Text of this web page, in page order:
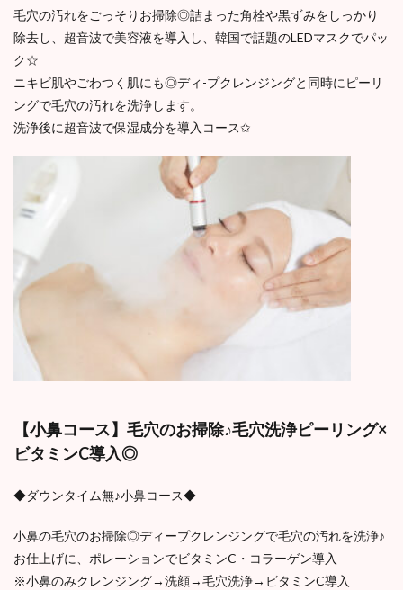
毛穴の汚れをごっそりお掃除◎詰まった角栓や黒ずみをしっかり
除去し、超音波で美容液を導入し、韓国で話題のLEDマスクでパッ
ク☆
ニキビ肌やごわつく肌にも◎ディ-プクレンジングと同時にピーリ
ングで毛穴の汚れを洗浄します。
洗浄後に超音波で保湿成分を導入コース✩
【小鼻コース】毛穴のお掃除♪毛穴洗浄ピーリング×
ビタミンC導入◎
◆ダウンタイム無♪小鼻コース◆
小鼻の毛穴のお掃除◎ディープクレンジングで毛穴の汚れを洗浄♪
お仕上げに、ポレーションでビタミンC・コラーゲン導入
※小鼻のみクレンジング→洗顔→毛穴洗浄→ビタミンC導入